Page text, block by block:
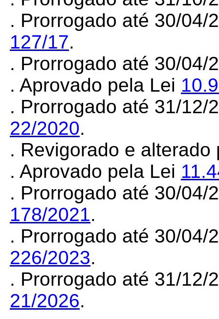
. Prorrogado até 30/04/
127/17.
. Prorrogado até 30/
. Aprovado pela Lei
. Prorrogado até 31/12/
22/2020.
. Revigorado e
. Aprovado pela Lei
. Prorrogado até 30/04/
178/2021.
. Prorrogado até 30/04/
226/2023.
. Prorrogado até 31/12/
21/2026.